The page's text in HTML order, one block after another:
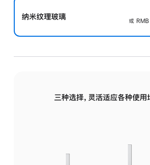
纳米纹理玻璃
或
三种选择，灵活适应各种使用